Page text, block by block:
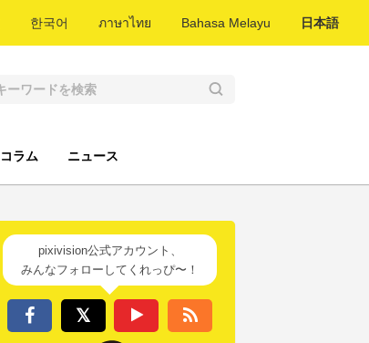
한국어 ภาษาไทย Bahasa Melayu 日本語
コラム ニュース
pixivision公式アカウント、
みんなフォローしてくれっぴ〜！